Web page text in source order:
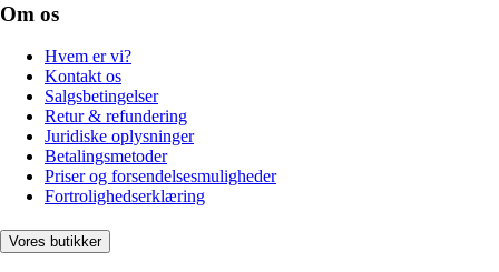
Om os
Hvem er vi?
Kontakt os
Salgsbetingelser
Retur & refundering
Juridiske oplysninger
Betalingsmetoder
Priser og forsendelsesmuligheder
Fortrolighedserklæring
Vores butikker